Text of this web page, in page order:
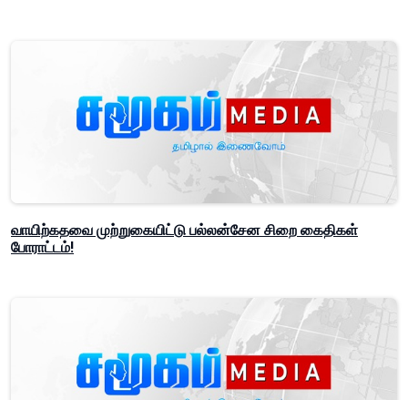
வாயிற்கதவை முற்றுகையிட்டு பல்லன்சேன சிறை கைதிகள்
போராட்டம்!